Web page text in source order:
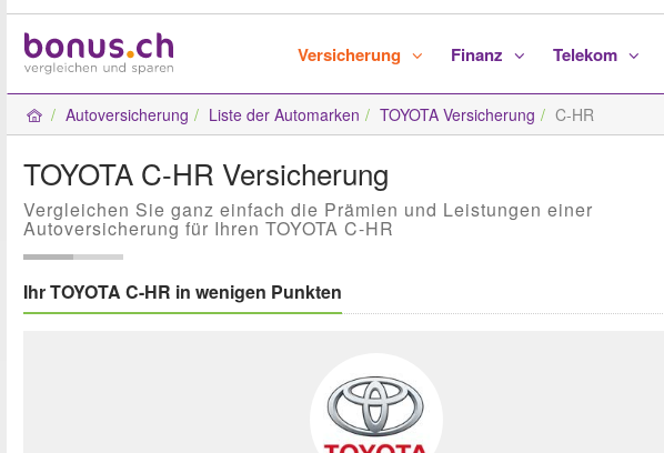
Versicherung Finanz Telekom
Autoversicherung Liste der Automarken TOYOTA Versicherung C-HR
TOYOTA C-HR Versicherung
Vergleichen Sie ganz einfach die Prämien und Leistungen einer
Autoversicherung für Ihren TOYOTA C-HR
Ihr TOYOTA C-HR in wenigen Punkten